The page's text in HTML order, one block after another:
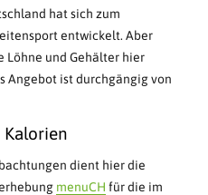
hat sich zum
entwickelt. Aber
Löhne und Gehälter hier
Angebot ist durchgängig von
dient hier die
menuCH für die im